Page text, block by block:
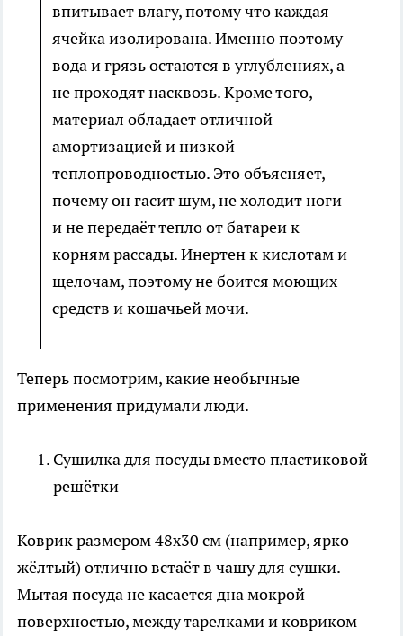
впитывает влагу, потому что каждая
ячейка изолирована. Именно поэтому
вода и грязь остаются в углублениях, а
не проходят насквозь. Кроме того,
материал обладает отличной
амортизацией и низкой
теплопроводностью. Это объясняет,
почему он гасит шум, не холодит ноги
и не передаёт тепло от батареи к
корням рассады. Инертен к кислотам и
щелочам, поэтому не боится моющих
средств и кошачьей мочи.
Теперь посмотрим, какие необычные
применения придумали люди.
Сушилка для посуды вместо пластиковой
решётки
Коврик размером 48х30 см (например, ярко-
жёлтый) отлично встаёт в чашу для сушки.
Мытая посуда не касается дна мокрой
поверхностью, между тарелками и ковриком